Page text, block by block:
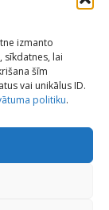
izmanto
sīkdatnes, lai
šīm
vai unikālus ID.
politiku.